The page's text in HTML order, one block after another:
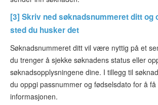
[3] Skriv ned søknadsnummeret ditt og
sted du husker det
Søknadsnummeret ditt vil være nyttig på et
du trenger å sjekke søknadens status eller
søknadsopplysningene dine. I tillegg til
du oppgi passnummer og fødselsdato for å
informasjonen.